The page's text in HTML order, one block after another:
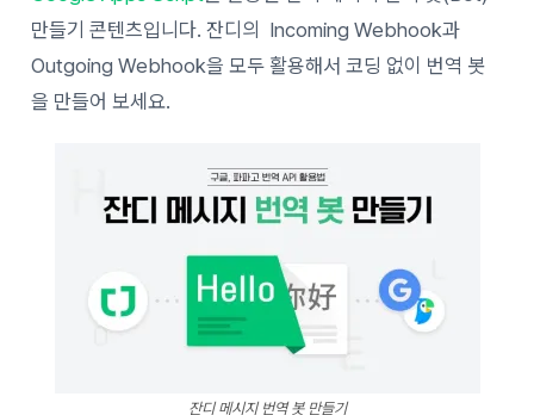
만들기 콘텐츠입니다. 잔디의 Incoming Webhook과
Outgoing Webhook을 모두 활용해서 코딩 없이 번역 봇
을 만들어 보세요.
잔디 메시지 번역 봇 만들기